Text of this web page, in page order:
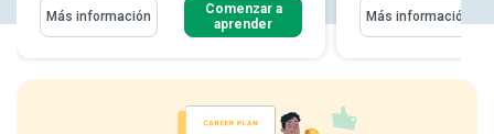
Más información
Comenzar a
aprender
Más información